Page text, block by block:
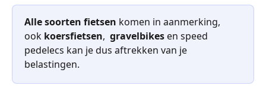
Alle soorten fietsen komen in aanmerking,
ook koersfietsen, gravelbikes en speed
pedelecs kan je dus aftrekken van je
belastingen.